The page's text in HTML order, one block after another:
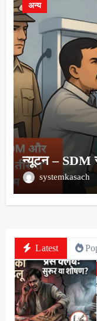
अन्य
न्यूटन – SDM
systemkasach
Latest